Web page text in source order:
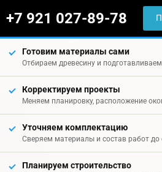
+7 921 027-89-78
Готовим материалы сами
Отбираем древесину и
Корректируем проекты
Меняем планировку, расположение
Уточняем комплектацию
Сверяем материалы и состав работ до
Планируем строительство